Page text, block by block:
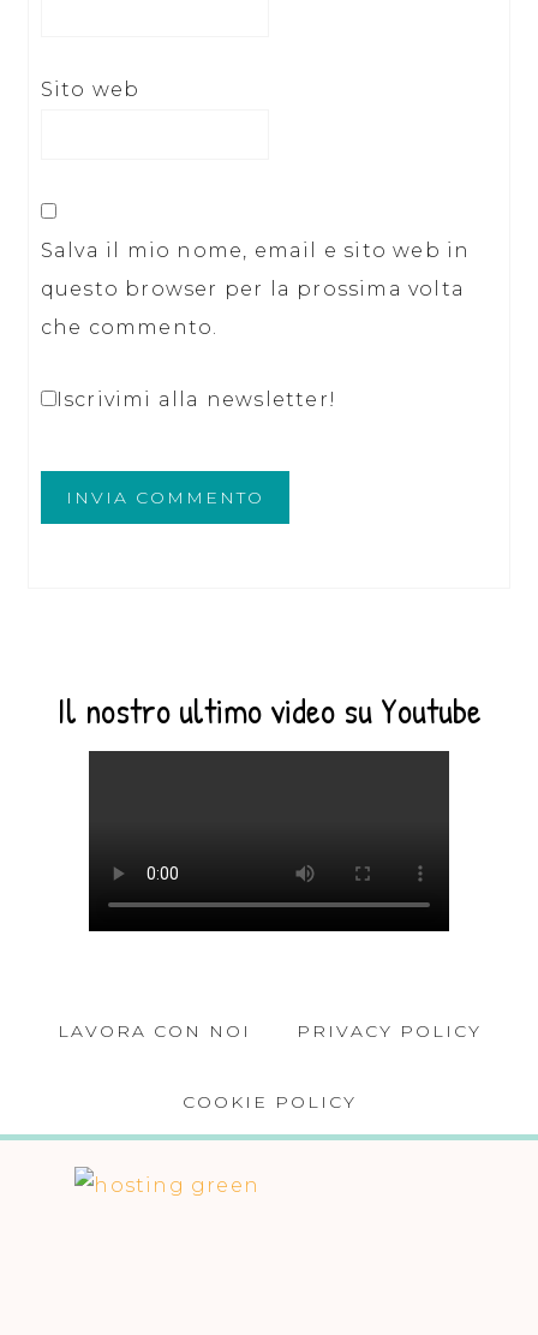
Sito web
Salva il mio nome, email e sito web in
questo browser per la prossima volta
che commento.
Iscrivimi alla newsletter!
Il nostro ultimo video su Youtube
LAVORA CON NOI PRIVACY POLICY
COOKIE POLICY